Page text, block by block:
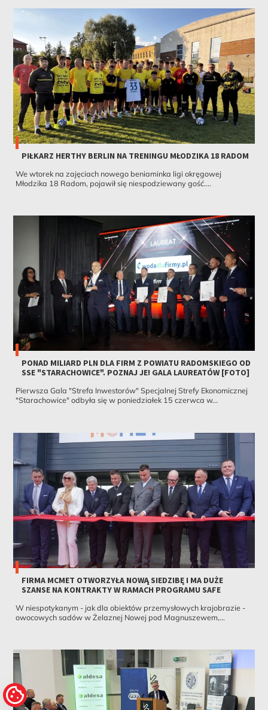
PIŁKARZ HERTHY BERLIN NA TRENINGU MŁODZIKA 18 RADOM
We wtorek na zajęciach nowego beniaminka ligi okręgowej
Młodzika 18 Radom, pojawił się niespodziewany gość....
PONAD MILIARD PLN DLA FIRM Z POWIATU RADOMSKIEGO OD
SSE "STARACHOWICE". POZNAJ JE! GALA LAUREATÓW [FOTO]
Pierwsza Gala "Strefa Inwestorów" Specjalnej Strefy Ekonomicznej
"Starachowice" odbyła się w poniedziałek 15 czerwca w...
FIRMA MCMET OTWORZYŁA NOWĄ SIEDZIBĘ I MA DUŻE
SZANSE NA KONTRAKTY W RAMACH PROGRAMU SAFE
W niespotykanym - jak dla obiektów przemysłowych krajobrazie -
owocowych sadów w Żelaznej Nowej pod Magnuszewem,...